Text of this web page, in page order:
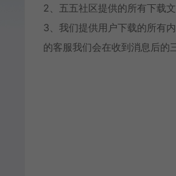
2、五五社区提供的所有下载
3、我们提供用户下载的所有
的客服我们会在收到消息后的